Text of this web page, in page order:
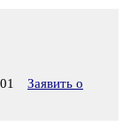
Заявить о